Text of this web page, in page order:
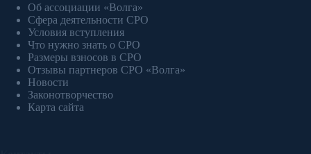
Об ассоциации «Волга»
Сфера деятельности СРО
Условия вступления
Что нужно знать о СРО
Размеры взносов в СРО
Отзывы партнеров СРО «Волга»
Новости
Законотворчество
Карта сайта